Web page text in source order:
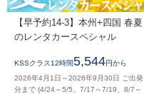
【早予約14-3】本州+四国 春夏
のレンタカースペシャル
KSSクラス12時間5,544円から
2026年4月1日～2026年9月30日 ご出発
分まで (4/24～5/5、7/17～7/19、8/7～